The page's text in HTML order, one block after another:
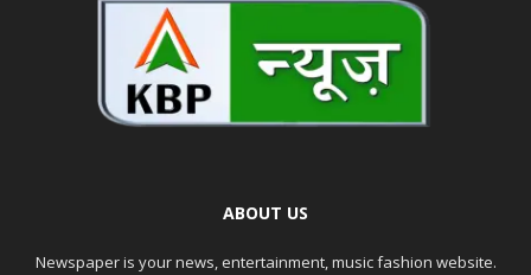
ABOUT US
Newspaper is your news, entertainment, music fashion website.